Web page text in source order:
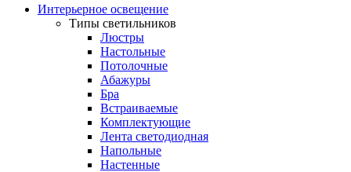
Интерьерное освещение
Типы светильников
Люстры
Настольные
Потолочные
Абажуры
Бра
Встраиваемые
Комплектующие
Лента светодиодная
Напольные
Настенные